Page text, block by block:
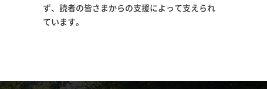
ず、読者の皆さまからの支援によって支えられ
ています。